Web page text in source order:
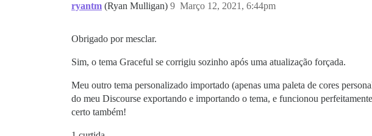
ryantm (Ryan Mulligan) Março 12, 2021, 6:44pm
9
Obrigado por mesclar.
Sim, o tema Graceful se corrigiu sozinho após uma atualização forçada.
Meu outro tema personalizado importado (apenas uma paleta de cores
do meu Discourse exportando e importando o tema, e funcionou
certo também!